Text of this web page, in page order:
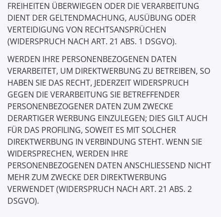
FREIHEITEN ÜBERWIEGEN ODER DIE VERARBEITUNG
DIENT DER GELTENDMACHUNG, AUSÜBUNG ODER
VERTEIDIGUNG VON RECHTSANSPRÜCHEN
(WIDERSPRUCH NACH ART. 21 ABS. 1 DSGVO).
WERDEN IHRE PERSONENBEZOGENEN DATEN
VERARBEITET, UM DIREKTWERBUNG ZU BETREIBEN, SO
HABEN SIE DAS RECHT, JEDERZEIT WIDERSPRUCH
GEGEN DIE VERARBEITUNG SIE BETREFFENDER
PERSONENBEZOGENER DATEN ZUM ZWECKE
DERARTIGER WERBUNG EINZULEGEN; DIES GILT AUCH
FÜR DAS PROFILING, SOWEIT ES MIT SOLCHER
DIREKTWERBUNG IN VERBINDUNG STEHT. WENN SIE
WIDERSPRECHEN, WERDEN IHRE
PERSONENBEZOGENEN DATEN ANSCHLIESSEND NICHT
MEHR ZUM ZWECKE DER DIREKTWERBUNG
VERWENDET (WIDERSPRUCH NACH ART. 21 ABS. 2
DSGVO).